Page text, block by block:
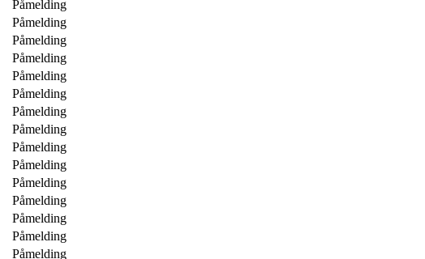
Påmelding
Påmelding
Påmelding
Påmelding
Påmelding
Påmelding
Påmelding
Påmelding
Påmelding
Påmelding
Påmelding
Påmelding
Påmelding
Påmelding
Påmelding